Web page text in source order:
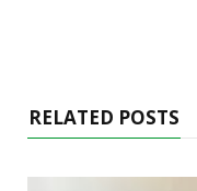
RELATED POSTS